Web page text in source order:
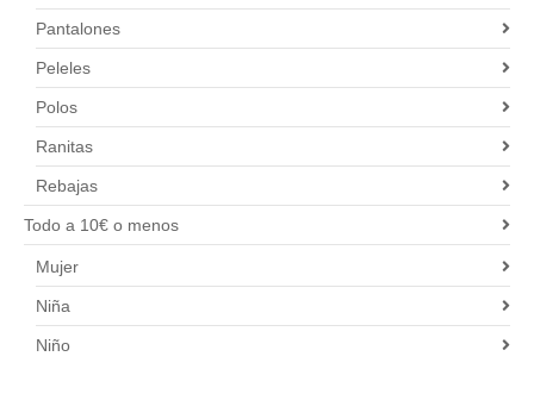
Pantalones
Peleles
Polos
Ranitas
Rebajas
Todo a 10€ o menos
Mujer
Niña
Niño